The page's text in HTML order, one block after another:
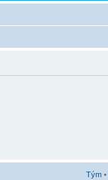
Tým •